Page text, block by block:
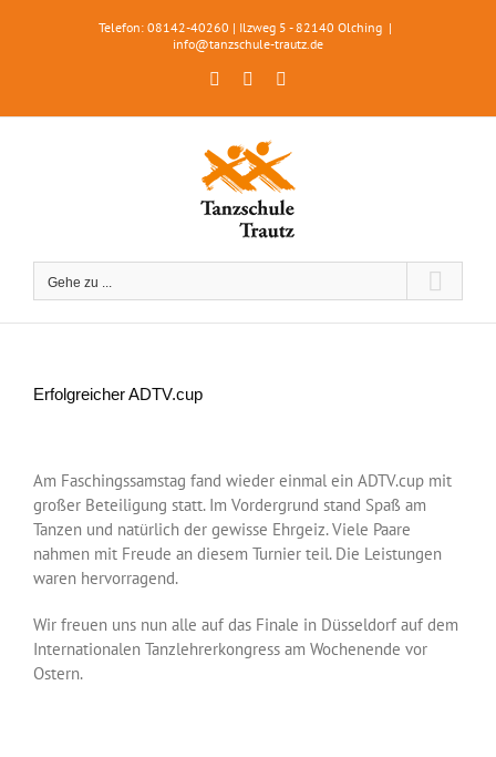
Telefon: 08142-40260 | Ilzweg 5 - 82140 Olching |
info@tanzschule-trautz.de
FacebookInstagram
Gehe zu ...
Erfolgreicher ADTV.cup
grösseres
Bild
Am Faschingssamstag fand wieder einmal ein ADTV.cup mit
großer Beteiligung statt. Im Vordergrund stand Spaß am
Tanzen und natürlich der gewisse Ehrgeiz. Viele Paare
nahmen mit Freude an diesem Turnier teil. Die Leistungen
waren hervorragend.
Wir freuen uns nun alle auf das Finale in Düsseldorf auf dem
Internationalen Tanzlehrerkongress am Wochenende vor
Ostern.